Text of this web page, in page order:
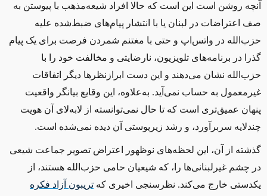
آنچه روشن است این است که حالا افراد شیعه‌مذهب با پیوستن به
صف اعتراضات در لبنان یا با انتشار پیام‌های ضبط‌شده علیه
حزب‌الله در واتس‌اپ و حتی با مغتنم شمردن فرصت برای یک پیام
گذرا در برنامه‌های تلویزیون، نارضایتی و مخالفت خود را با
حزب‌الله نشان می‌دهند و این دست ابرازنظرها دیگر اتفاقات
غیرمعمول به حساب نمی‌آید. به‌علاوه، این وقایع بیانگر واقعیت
پنهان عمیق‌تری است که تا حال نمی‌توانسته از لابه‌لای آن هویت
چندلایه سربرآورد، و رشد زیرپوستی آن دیده نمی‌شده است.
گذشته از آن، این لحظه‌های نوظهور اعتراض تصویر جماعت شیعی
در چشم غیرلبنانی‌ها را، که شیعیان حامی حزب‌الله هستند، از
یکدستی خارج می‌کند. نظرسنجی اخیری که تریبون آزاد فکره